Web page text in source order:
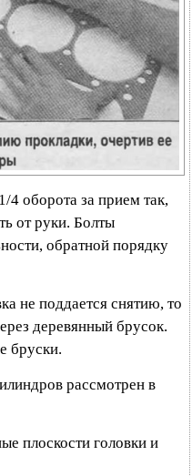
4 оборота за прием так,
от руки. Болты
обратной порядку
не поддается снятию, то
деревянный брусок.
бруски.
рассмотрен в
плоскости головки и